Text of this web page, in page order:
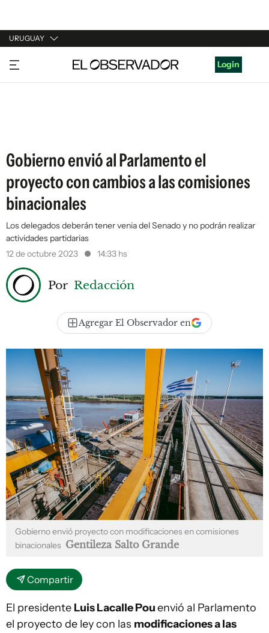
URUGUAY
URUGUAY
ARGENTINA
Login
Gobierno envió al Parlamento el
proyecto con cambios a las comisiones
binacionales
Los delegados deberán tener venia del Senado y no podrán realizar
actividades partidarias
12 de octubre 2023
14:33 hs
Por Redacción
Agregar El Observador en
Gobierno envió proyecto con modificaciones en comisiones
binacionales Gentileza Salto Grande
Compartir
El presidente Luis Lacalle Pouenvió al Parlamento
el proyecto de ley con las modificaciones a las